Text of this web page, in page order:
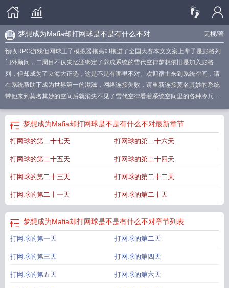
无椟/著
梦想成为Mafia却打网球是不是有什么不对
预收RPG游戏但网球王子模拟器攘夷却攘进了全国大赛本文文案上辈子是彭格列
门外顾问，二周目不仅失忆还绑定了养成系统的雪代空律梦想依旧是加入彭格
列，但却成为了立海大正选，这是不是有哪里不对。欢迎宿主来到系统空间，请
在系统帮助下成为世界第一的滋滋，网络连接失败，请重新连接莫名其妙的系统
带他来到莫名其妙的空间后就消失不见了雪代空律看着系统空间里的各种冷兵器
滋网络连接成功，系统已上线，正在安排宿主身份，准备投放宿主不知道在系统
空间度过多少年的雪代空律看了看自己的面板姓名雪代空律等级99技能满级刀剑
术满级枪械术满级一系列满级技能让雪代空律坚信只要熬死超有魅力鬓角小婴儿
界第一的网球选手小问号你是否有很多朋友。排雷1汤姆苏，金手指2立海大
163，对青学教练不动峰橘杏不友好3刀剑算背景板，空律的雨戒不属于七三算金
却打网球是不是有什么不对免费阅读
梦想成为mafia却打网球是不是有什么不对
是不是有什么不梦想成为Mafia却打网球是不是有什么不对免费阅读
梦想成为Mafia却打网球是不是有什么不对最新章节
打网球的第二十七天 打网球的第二十六天
打网球的第二十五天 打网球的第二十四天
打网球的第二十三天 打网球的第二十二天
打网球的第二十一天 打网球的第二十天
梦想成为Mafia却打网球是不是有什么不对章节列表
打网球的第一天 打网球的第二天
打网球的第三天 打网球的第四天
打网球的第五天 打网球的第六天